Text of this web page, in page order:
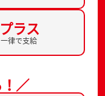
ラス
律で支給
／